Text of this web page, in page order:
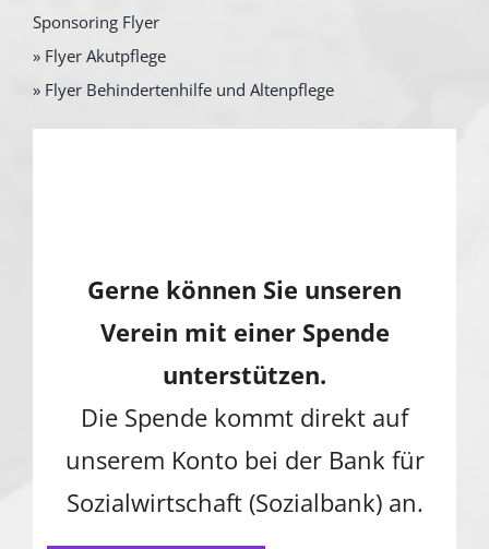
Sponsoring Flyer
» Flyer Akutpflege
» Flyer Behindertenhilfe und Altenpflege
Gerne können Sie unseren
Verein mit einer Spende
unterstützen.
Die Spende kommt direkt auf
unserem Konto bei der Bank für
Sozialwirtschaft (Sozialbank) an.